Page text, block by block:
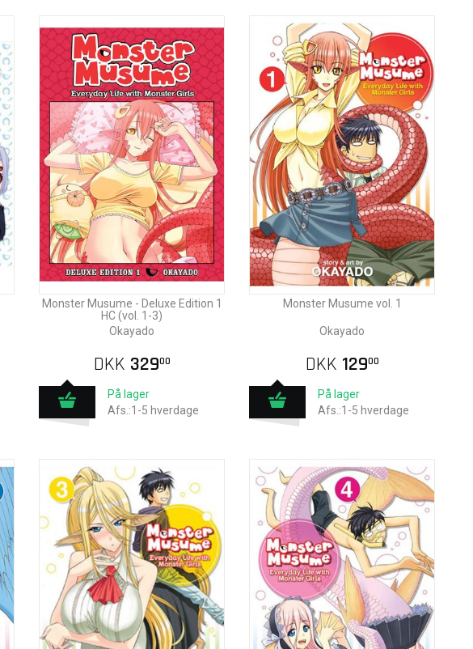
Monster Musume - Deluxe Edition 1
HC (vol. 1-3)
Okayado
DKK 32900
På lager
Afs.:1-5 hverdage
Monster Musume vol. 1
Okayado
DKK 12900
På lager
Afs.:1-5 hverdage